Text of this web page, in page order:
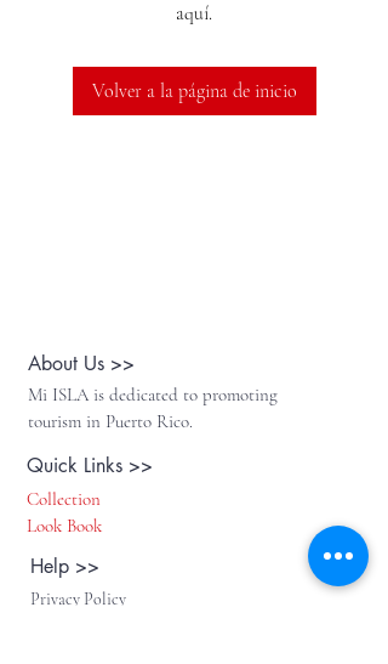
aquí.
Volver a la página de inicio
About Us >>
Mi ISLA is dedicated to promoting
tourism in Puerto Rico.
Quick Links >>
Collection
Look Book
Help >>
Privacy Policy